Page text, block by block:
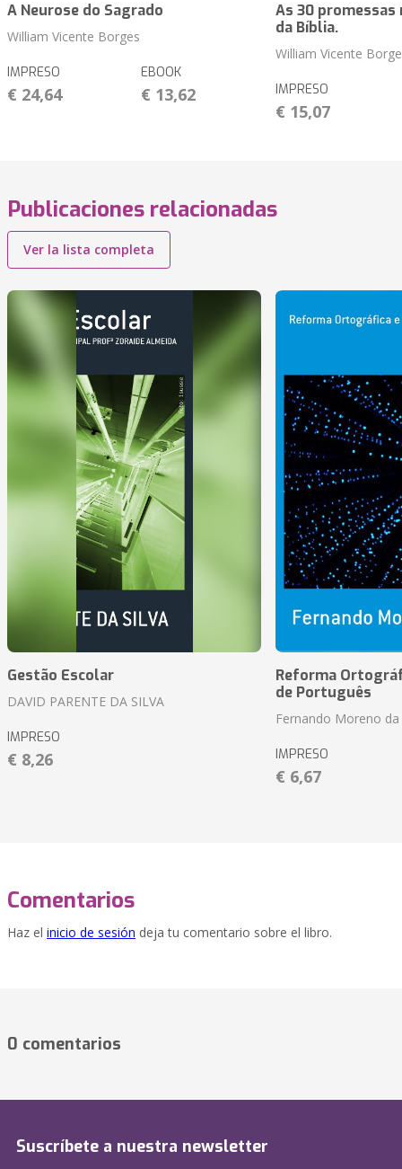
A Neurose do Sagrado
William Vicente Borges
IMPRESO
€ 24,64
EBOOK
€ 13,62
As 30 promessas
da Bíblia.
William Vicente
IMPRESO
€ 15,07
Publicaciones relacionadas
Ver la lista completa
Gestão Escolar
DAVID PARENTE DA SILVA
IMPRESO
€ 8,26
Reforma
de Português
Fernando Moreno da
IMPRESO
€ 6,67
Comentarios
Haz el inicio de sesión deja tu comentario sobre el libro.
0 comentarios
Suscríbete a nuestra newsletter